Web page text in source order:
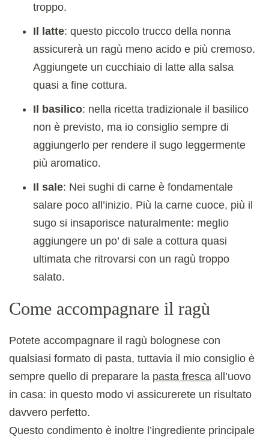
troppo.
Il latte: questo piccolo trucco della nonna
assicurerà un ragù meno acido e più cremoso.
Aggiungete un cucchiaio di latte alla salsa
quasi a fine cottura.
Il basilico: nella ricetta tradizionale il basilico
non è previsto, ma io consiglio sempre di
aggiungerlo per rendere il sugo leggermente
più aromatico.
Il sale: Nei sughi di carne è fondamentale
salare poco all’inizio. Più la carne cuoce, più il
sugo si insaporisce naturalmente: meglio
aggiungere un po’ di sale a cottura quasi
ultimata che ritrovarsi con un ragù troppo
salato.
Come accompagnare il ragù
Potete accompagnare il ragù bolognese con
qualsiasi formato di pasta, tuttavia il mio consiglio è
sempre quello di preparare la pasta fresca all’uovo
in casa: in questo modo vi assicurerete un risultato
davvero perfetto.
Questo condimento è inoltre l’ingrediente principale